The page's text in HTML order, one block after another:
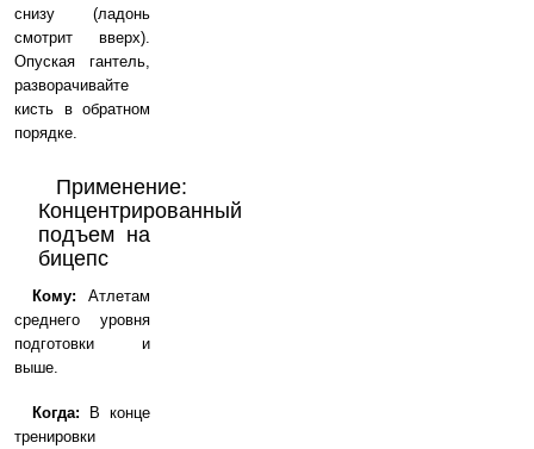
снизу (ладонь
смотрит вверх).
Опуская гантель,
разворачивайте
кисть в обратном
порядке.
Применение:
Концентрированный
подъем на
бицепс
Кому: Атлетам
среднего уровня
подготовки и
выше.
Когда:
В конце
тренировки